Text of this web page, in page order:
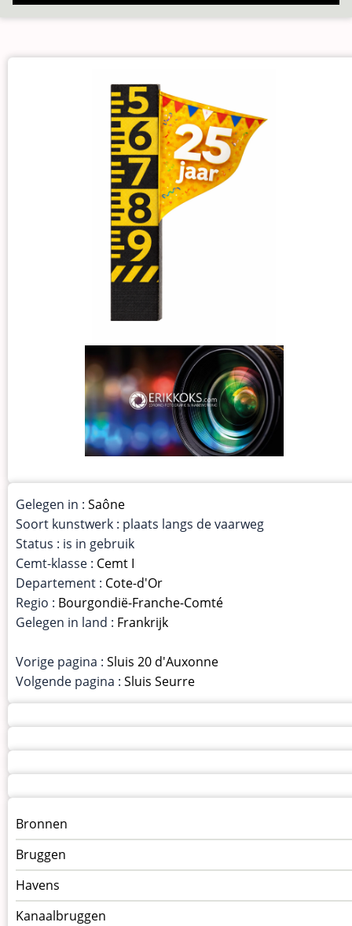
Gelegen in : Saône
Soort kunstwerk : plaats langs de vaarweg
Status : is in gebruik
Cemt-klasse : Cemt I
Departement : Cote-d'Or
Regio : Bourgondië-Franche-Comté
Gelegen in land : Frankrijk
Vorige pagina : Sluis 20 d'Auxonne
Volgende pagina : Sluis Seurre
Menu
kunstwerken
op
kunstwerkpagina
Bronnen
Bruggen
Havens
Kanaalbruggen